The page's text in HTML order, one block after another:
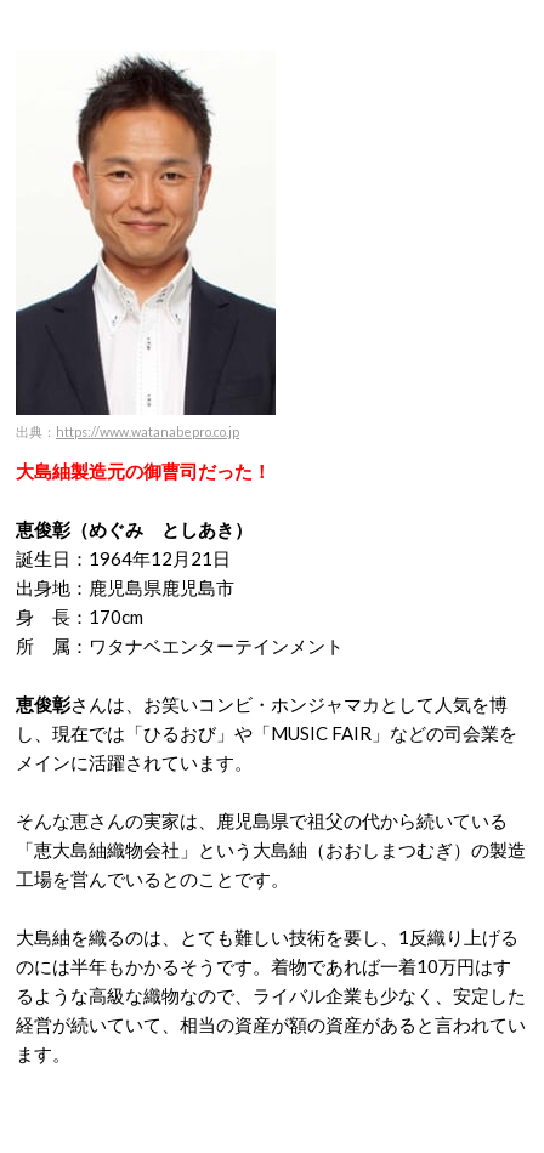
出典： https://www.watanabepro.co.jp
大島紬製造元の御曹司だった！
恵俊彰（めぐみ としあき）
誕生日：1964年12月21日
出身地：鹿児島県鹿児島市
身 長：170cm
所 属：ワタナベエンターテインメント
恵俊彰さんは、お笑いコンビ・ホンジャマカとして人気を博
し、現在では「ひるおび」や「MUSIC FAIR」などの司会業を
メインに活躍されています。
そんな恵さんの実家は、鹿児島県で祖父の代から続いている
「恵大島紬織物会社」という大島紬（おおしまつむぎ）の製造
工場を営んでいるとのことです。
大島紬を織るのは、とても難しい技術を要し、1反織り上げる
のには半年もかかるそうです。着物であれば一着10万円はす
るような高級な織物なので、ライバル企業も少なく、安定した
経営が続いていて、相当の資産が額の資産があると言われてい
ます。